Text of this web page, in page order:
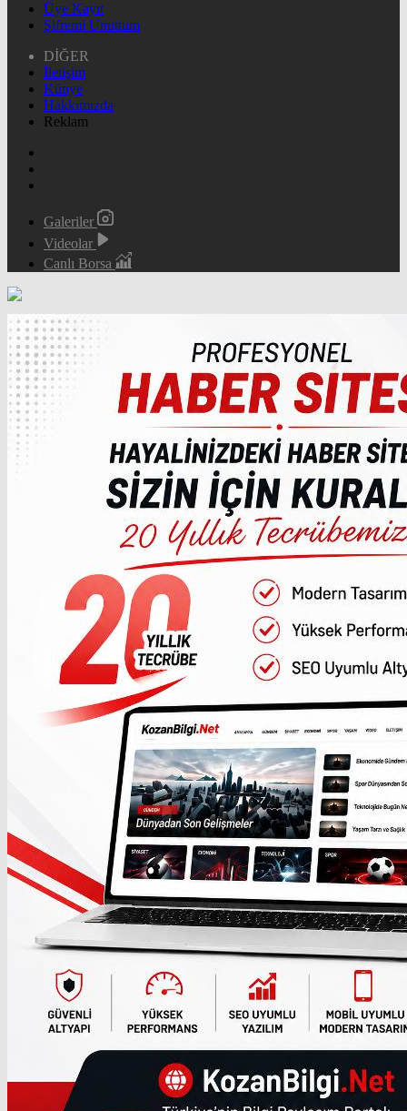
Üye Kayıt
Şifremi Unuttum
DİĞER
İletişim
Künye
Hakkımızda
Reklam
Galeriler
Videolar
Canlı Borsa